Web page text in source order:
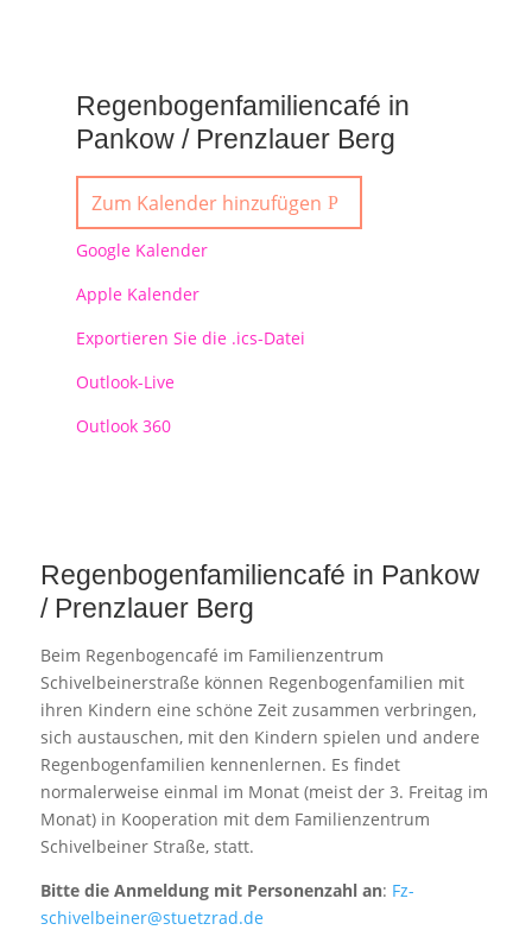
Regenbogenfamiliencafé in
Pankow / Prenzlauer Berg
Zum Kalender hinzufügen
Google Kalender
Apple Kalender
Exportieren Sie die .ics-Datei
Outlook-Live
Outlook 360
Regenbogenfamiliencafé in Pankow
/ Prenzlauer Berg
Beim Regenbogencafé im Familienzentrum
Schivelbeinerstraße können Regenbogenfamilien mit
ihren Kindern eine schöne Zeit zusammen verbringen,
sich austauschen, mit den Kindern spielen und andere
Regenbogenfamilien kennenlernen. Es findet
normalerweise einmal im Monat (meist der 3. Freitag im
Monat) in Kooperation mit dem Familienzentrum
Schivelbeiner Straße, statt.
Bitte die Anmeldung mit Personenzahl an: Fz-
schivelbeiner@stuetzrad.de